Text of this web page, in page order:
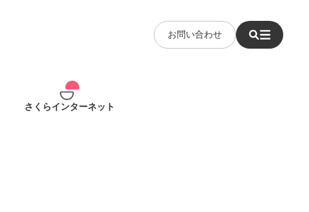
お問い合わせ
さくらインターネット